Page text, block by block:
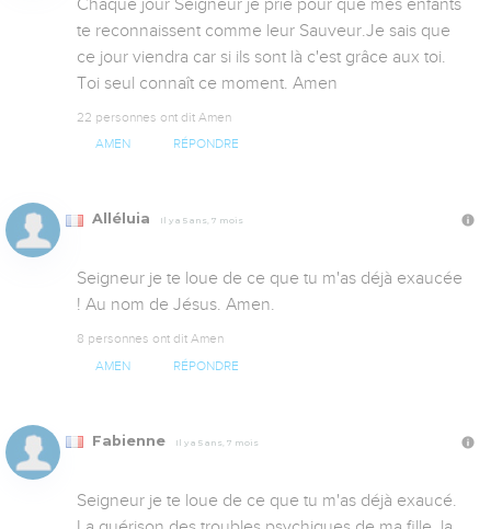
Chaque jour Seigneur je prie pour que mes enfants
te reconnaissent comme leur Sauveur.Je sais que
ce jour viendra car si ils sont là c'est grâce aux toi.
Toi seul connaît ce moment. Amen
22 personnes ont dit Amen
AMEN RÉPONDRE
Alléluia Il y a 5 ans, 7 mois
Seigneur je te loue de ce que tu m'as déjà exaucée
! Au nom de Jésus. Amen.
8 personnes ont dit Amen
AMEN RÉPONDRE
Fabienne Il y a 5 ans, 7 mois
Seigneur je te loue de ce que tu m'as déjà exaucé.